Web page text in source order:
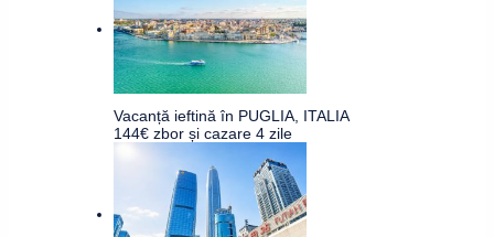
Vacanță ieftină în PUGLIA, ITALIA
144€ zbor și cazare 4 zile